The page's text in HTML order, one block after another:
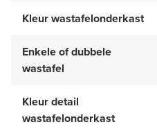
Kleur wastafelonderkast
Enkele of dubbele
wastafel
Kleur detail
wastafelonderkast